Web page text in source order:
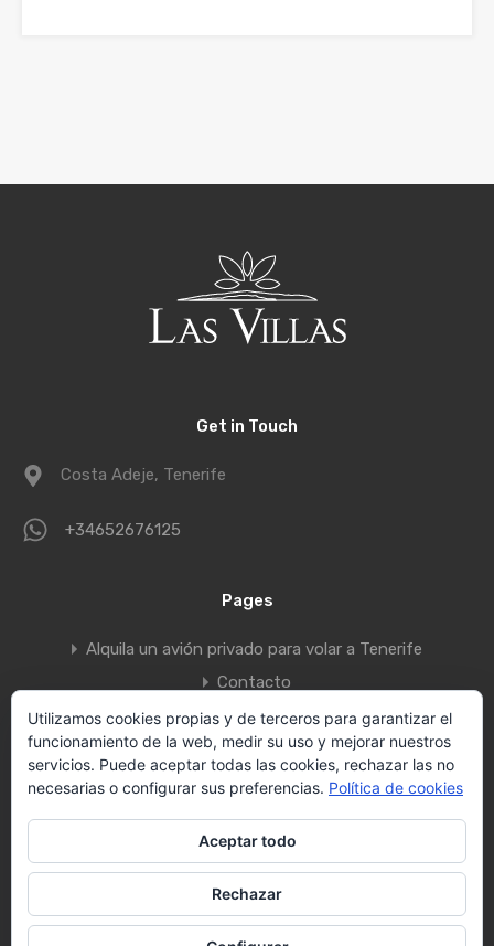
Get in Touch
Costa Adeje, Tenerife
+34652676125
Pages
Alquila un avión privado para volar a Tenerife
Contacto
Política de Privacidad
Rentals Search
Search Villas
Vallecid Group
Designed byCanarias.com
Utilizamos cookies propias y de terceros para garantizar el
funcionamiento de la web, medir su uso y mejorar nuestros
servicios. Puede aceptar todas las cookies, rechazar las no
necesarias o configurar sus preferencias. Política de cookies
Aceptar todo
Rechazar
Contact us